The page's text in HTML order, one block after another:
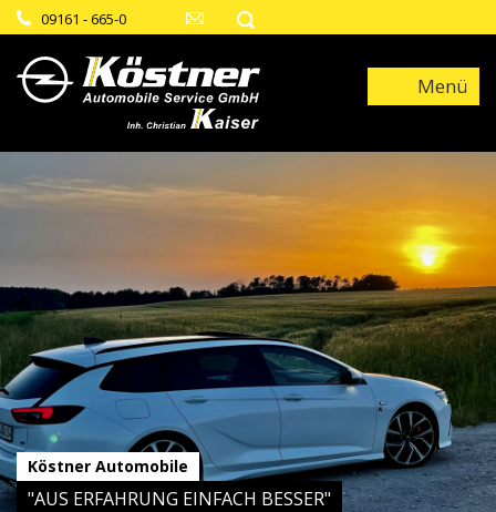
09161 - 665-0
Menü
Köstner Automobile
"AUS ERFAHRUNG EINFACH BESSER"